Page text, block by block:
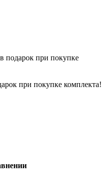
подарок при покупке
при покупке комплекта!